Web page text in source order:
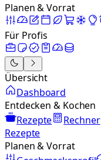
Planen & Vorrat
Für Profis
Übersicht
Dashboard
Entdecken & Kochen
Rezepte
Rechner
Rezepte
Planen & Vorrat